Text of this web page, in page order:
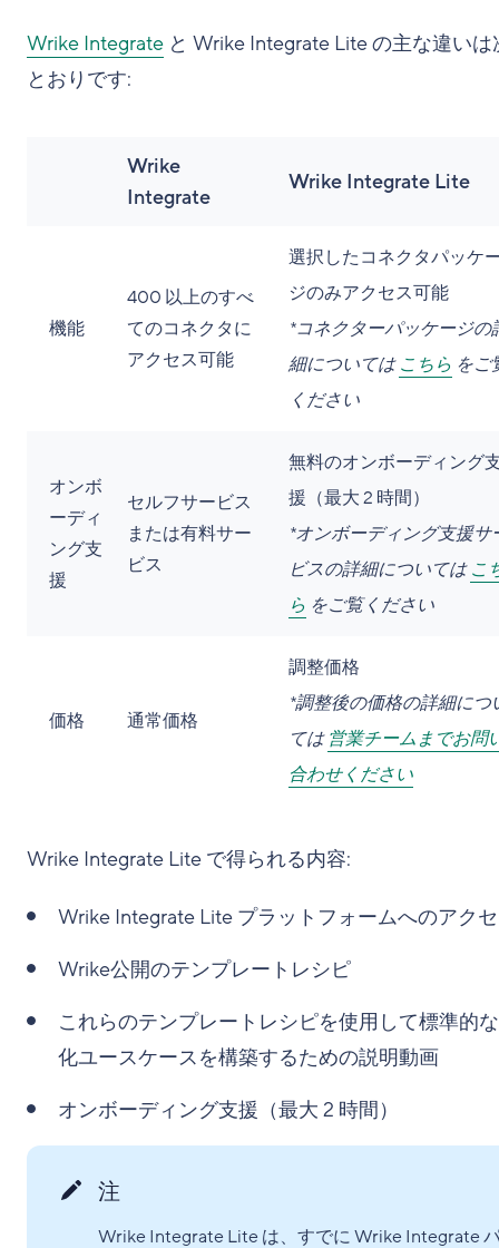
Wrike Integrate と Wrike Integrate Lite の主な違いは
とおりです:
Wrike
Integrate
Wrike Integrate Lite
機能
400 以上のすべ
てのコネクタに
アクセス可能
選択したコネクタパッケ
ジのみアクセス可能
*コネクターパッケージの
細についてはこちら をご
ください
オンボ
ーディ
ング支
援
セルフサービス
または有料サー
ビス
無料のオンボーディング
援（最大 2 時間）
*オンボーディング支援サ
ビスの詳細についてはこ
ら をご覧ください
価格 通常価格
調整価格
*調整後の価格の詳細につ
ては営業チームまでお問
合わせください
Wrike Integrate Lite で得られる内容:
Wrike Integrate Lite プラットフォームへのアク
Wrike公開のテンプレートレシピ
これらのテンプレートレシピを使用して標準的
化ユースケースを構築するための説明動画
オンボーディング支援（最大 2 時間）
注
Wrike Integrate Lite は、すでに Wrike Integrate